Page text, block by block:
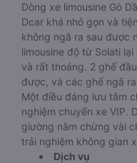
Dòng xe limousine Gò
Dcar khá nhỏ gọn và
không ngã ra sau được
limousine độ từ Solati
và rất thoáng. 2 ghế
được, và các ghế ngã
Một điều đáng lưu tâm
nghiệm chuyến xe VIP.
giường nằm chừng vài
trải nghiệm không gian
Dịch vụ